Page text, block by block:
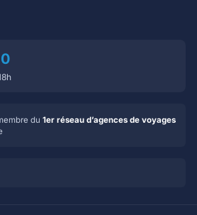
du 1er réseau d’agences de voyages